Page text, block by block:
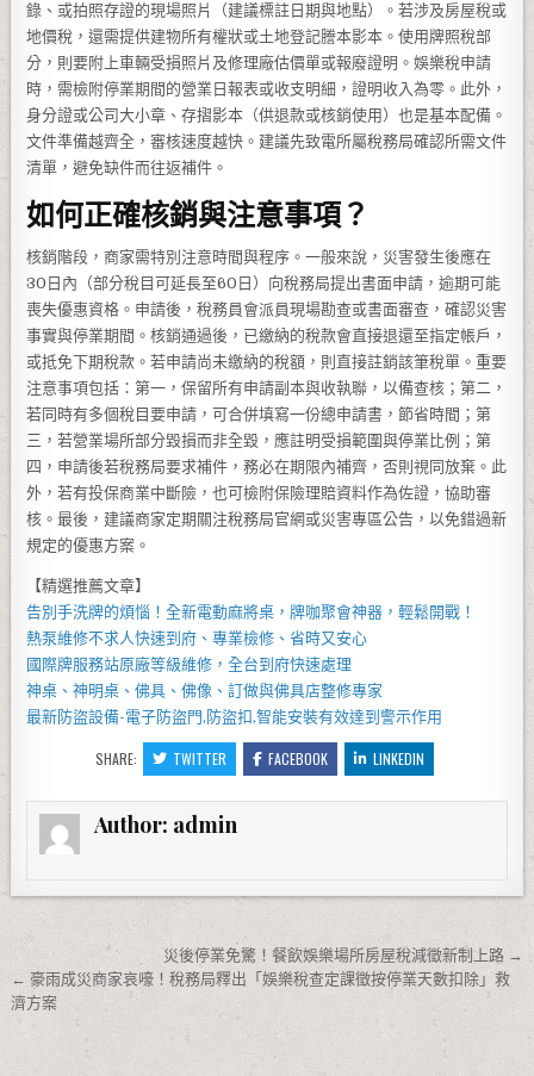
錄、或拍照存證的現場照片（建議標註日期與地點）。若涉及房屋稅或
地價稅，還需提供建物所有權狀或土地登記謄本影本。使用牌照稅部
分，則要附上車輛受損照片及修理廠估價單或報廢證明。娛樂稅申請
時，需檢附停業期間的營業日報表或收支明細，證明收入為零。此外，
身分證或公司大小章、存摺影本（供退款或核銷使用）也是基本配備。
文件準備越齊全，審核速度越快。建議先致電所屬稅務局確認所需文件
清單，避免缺件而往返補件。
如何正確核銷與注意事項？
核銷階段，商家需特別注意時間與程序。一般來說，災害發生後應在
30日內（部分稅目可延長至60日）向稅務局提出書面申請，逾期可能
喪失優惠資格。申請後，稅務員會派員現場勘查或書面審查，確認災害
事實與停業期間。核銷通過後，已繳納的稅款會直接退還至指定帳戶，
或抵免下期稅款。若申請尚未繳納的稅額，則直接註銷該筆稅單。重要
注意事項包括：第一，保留所有申請副本與收執聯，以備查核；第二，
若同時有多個稅目要申請，可合併填寫一份總申請書，節省時間；第
三，若營業場所部分毀損而非全毀，應註明受損範圍與停業比例；第
四，申請後若稅務局要求補件，務必在期限內補齊，否則視同放棄。此
外，若有投保商業中斷險，也可檢附保險理賠資料作為佐證，協助審
核。最後，建議商家定期關注稅務局官網或災害專區公告，以免錯過新
規定的優惠方案。
【精選推薦文章】
告別手洗牌的煩惱！全新電動麻將桌 ，牌咖聚會神器，輕鬆開戰！
熱泵維修不求人快速到府、專業檢修、省時又安心
國際牌服務站原廠等級維修，全台到府快速處理
神桌、神明桌 、佛具 、佛像、訂做與佛具店整修專家
最新防盜設備-電子防盜門, 防盜扣,智能安裝有效達到警示作用
SHARE: TWITTER FACEBOOK LINKEDIN
Author: admin
文章導覽
災後停業免驚！餐飲娛樂場所房屋稅減徵新制上路 →
← 豪雨成災商家哀嚎！稅務局釋出「娛樂稅查定課徵按停業天數扣除」救
濟方案